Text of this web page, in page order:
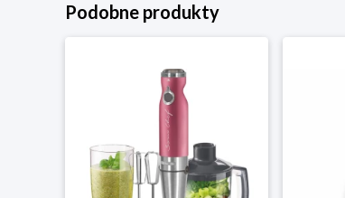
Podobne produkty